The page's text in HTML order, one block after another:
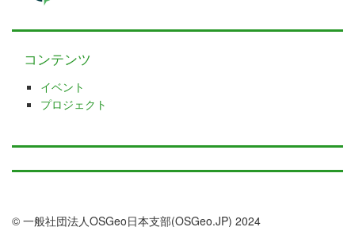
コンテンツ
イベント
プロジェクト
© 一般社団法人OSGeo日本支部(OSGeo.JP) 2024